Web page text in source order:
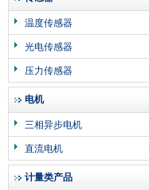
温度传感器
光电传感器
压力传感器
电机
三相异步电机
直流电机
计量类产品